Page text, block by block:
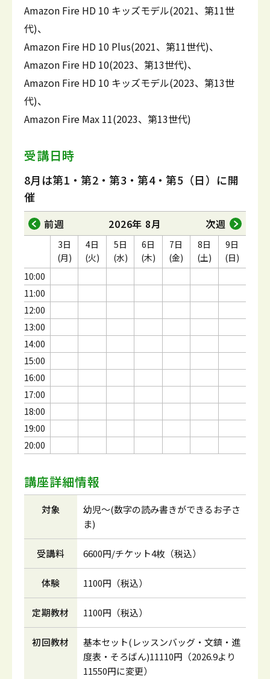
Amazon Fire HD 10 キッズモデル(2021、第11世
代)、
Amazon Fire HD 10 Plus(2021、第11世代)、
Amazon Fire HD 10(2023、第13世代)、
Amazon Fire HD 10 キッズモデル(2023、第13世
代)、
Amazon Fire Max 11(2023、第13世代)
受講日時
8月は第1・第2・第3・第4・第5（日）に開
催
前週 2026年 8月 次週
10:00
11:00
12:00
13:00
14:00
15:00
16:00
17:00
18:00
19:00
20:00
3日
(月)
4日
(火)
5日
(水)
6日
(木)
7日
(金)
8日
(土)
9日
(日)
講座詳細情報
対象
幼児～(数字の読み書きができるお子さ
ま)
受講料 6600円/チケット4枚（税込）
体験 1100円（税込）
定期教材 1100円（税込）
初回教材
基本セット(レッスンバッグ・文鎮・進
度表・そろばん)11110円（2026.9より
11550円に変更）